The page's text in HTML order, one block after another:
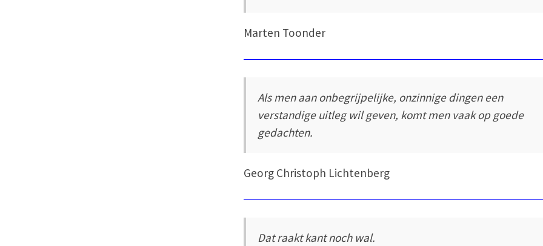
Marten Toonder
Als men aan onbegrijpelijke, onzinnige dingen een
verstandige uitleg wil geven, komt men vaak op goede
gedachten.
Georg Christoph Lichtenberg
Dat raakt kant noch wal.